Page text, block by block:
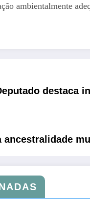
ambientalmente
destaca